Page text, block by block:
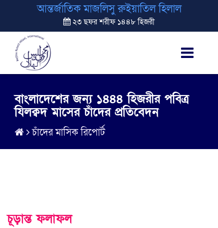
আন্তর্জাতিক মাজলিসু রুইয়াতিল হিলাল
২৩ ছফর শরীফ ১৪৪৮ হিজরী
বাংলাদেশের জন্য ১৪৪৪ হিজরীর পবিত্র
যিলক্বদ মাসের চাঁদের প্রতিবেদন
চাঁদের মাসিক রিপোর্ট
চূড়ান্ত ফলাফল